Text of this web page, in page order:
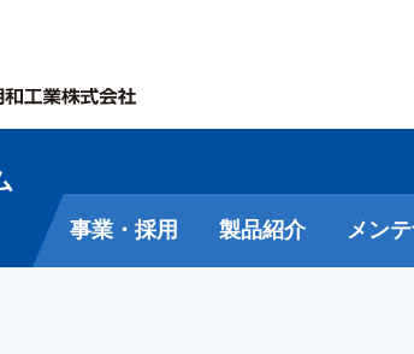
事業・採用 製品紹介 メン